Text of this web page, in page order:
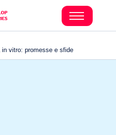
in vitro: promesse e sfide